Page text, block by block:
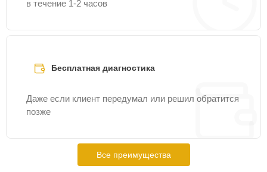
в течение 1-2 часов
Бесплатная диагностика
Даже если клиент передумал или решил обратится
позже
Все преимущества